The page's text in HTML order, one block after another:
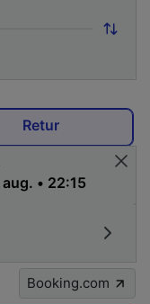
Retur
Booking.com